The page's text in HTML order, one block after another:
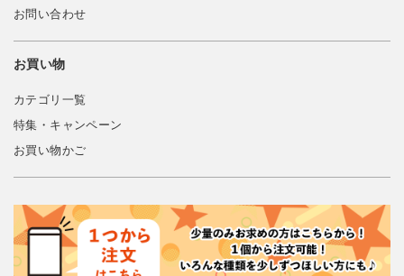
お問い合わせ
お買い物
カテゴリ一覧
特集・キャンペーン
お買い物かご